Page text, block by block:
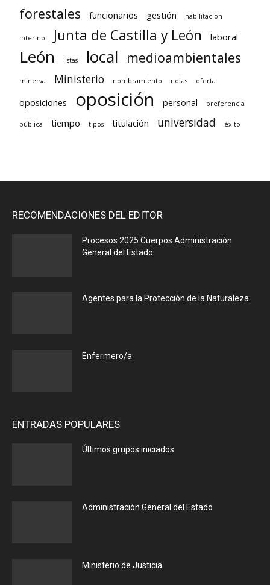
forestales funcionarios gestión habilitación
interino Junta de Castilla y León laboral
León listas local medioambientales
minerva Ministerio nombramiento notas oferta
oposiciones oposición personal preferencia
pública tiempo tipos titulación universidad éxito
RECOMENDACIONES DEL EDITOR
Procesos 2025 Cuerpos Administración
General del Estado
Agentes para la Protección de la Naturaleza
Enfermero/a
ENTRADAS POPULARES
Últimos grupos iniciados
Administración General del Estado
Ministerio de Justicia